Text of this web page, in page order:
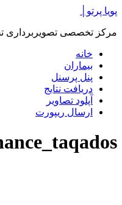
پرش
محتوا
پویا پرتو│
مرکز تخصصی تصویربرداری
خانه
بیماران
پنل پرسنل
دریافت نتایج
آپلود تصاویر
ارسال ریپورت